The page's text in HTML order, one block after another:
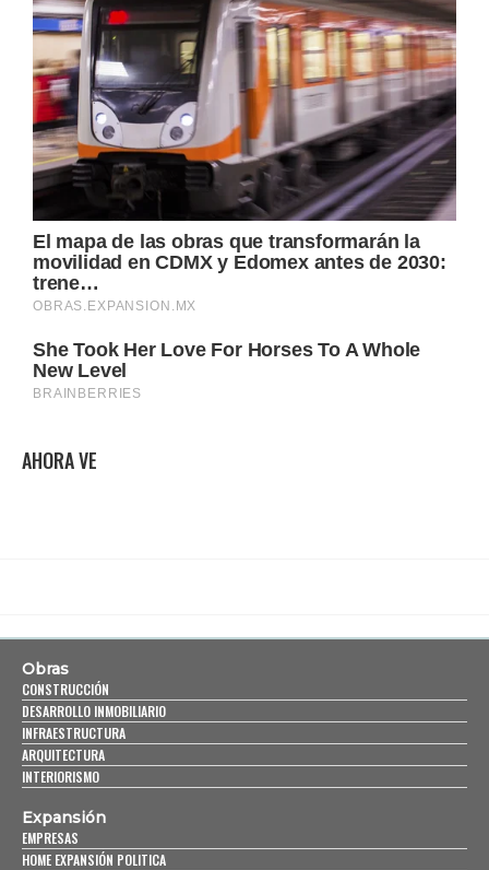
AHORA VE
Obras
CONSTRUCCIÓN
DESARROLLO INMOBILIARIO
INFRAESTRUCTURA
ARQUITECTURA
INTERIORISMO
Expansión
EMPRESAS
HOME EXPANSIÓN POLITICA